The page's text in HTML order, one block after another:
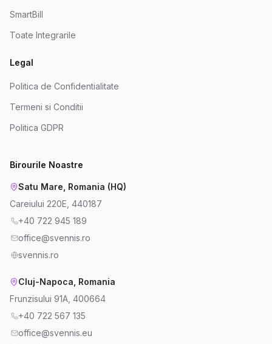
SmartBill
Toate Integrarile
Legal
Politica de Confidentialitate
Termeni si Conditii
Politica GDPR
Birourile Noastre
Satu Mare, Romania (HQ)
Careiului 220E, 440187
+40 722 945 189
office@svennis.ro
svennis.ro
Cluj-Napoca, Romania
Frunzisului 91A, 400664
+40 722 567 135
office@svennis.eu